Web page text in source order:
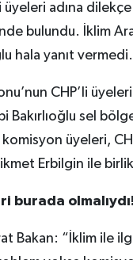
üyeleri adına
bulundu. İklim
hala yanıt vermedi.
CHP’li
Bakırlıoğlu sel
üyeleri,
Erbilgin ile
burada
Bakan: “İklim ile